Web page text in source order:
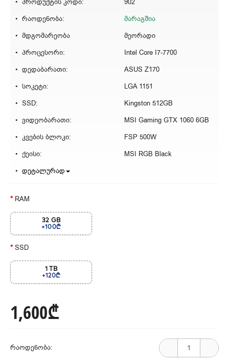
პროდუქტის კოდი:
902
რაოდენობა:
მარაგშია
მდგომარეობა
მეორადი
პროცესორი:
Intel Core I7-7700
დედაბარათი:
ASUS Z170
სოკეტი:
LGA 1151
SSD:
Kingston 512GB
ვიდეობარათი:
MSI Gaming GTX 1060 6GB
კვების ბლოკი:
FSP 500W
ქეისი:
MSI RGB Black
დეტალურად
RAM
32 GB
+100₾
SSD
1 TB
+120₾
1,600₾
რაოდენობა: